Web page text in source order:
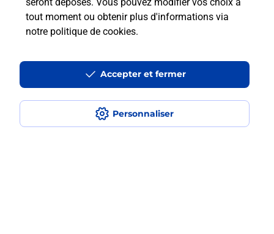
tout moment ou obtenir plus d'informations via
notre politique de cookies.
Personnaliser
Accepter et fermer
en ligne depuis votre boîte aux lettres
Comment envoyer un colis ou faire un
retour chez un e-commerçant sans se
déplacer ?
Envoyer un petit colis au meilleur